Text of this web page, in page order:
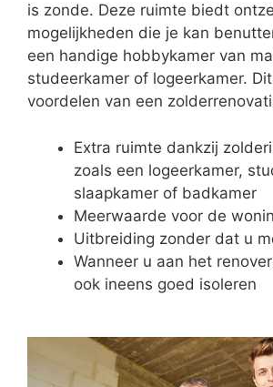
is zonde. Deze ruimte biedt
mogelijkheden die je kan
een handige hobbykamer van
studeerkamer of logeerkamer.
voordelen van een
Extra ruimte dankzij
zoals een logeerkamer,
slaapkamer of badkamer
Meerwaarde voor de
Uitbreiding zonder dat u
Wanneer u aan het
ook ineens goed isoleren